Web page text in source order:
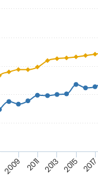
2009 2011 2013 2015 2017